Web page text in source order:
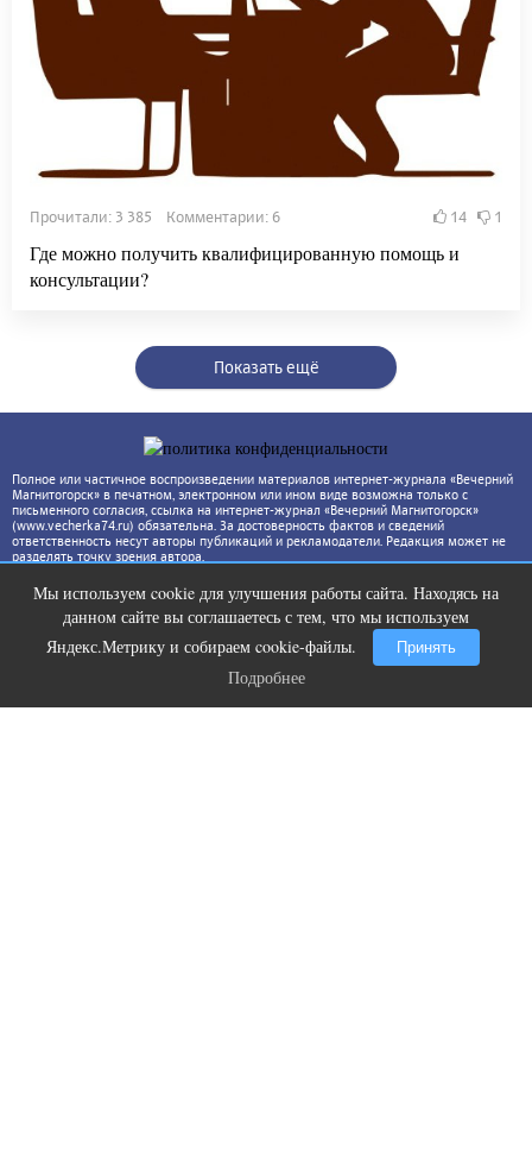
Прочитали: 3 385 Комментарии: 6 14 1
Где можно получить квалифицированную помощь и
консультации?
Показать ещё
Полное или частичное воспроизведении материалов интернет-журнала «Вечерний
Магнитогорск» в печатном, электронном или ином виде возможна только с
письменного согласия, ссылка на интернет-журнал «Вечерний Магнитогорск»
(www.vecherka74.ru) обязательна. За достоверность фактов и сведений
ответственность несут авторы публикаций и рекламодатели. Редакция может не
разделять точку зрения автора.
Мы используем cookie для улучшения работы сайта. Находясь на
данном сайте вы соглашаетесь с тем, что мы используем
Яндекс.Метрику и собираем cookie-файлы.
Принять
Подробнее
Скрытая камера на пляже Крыма:
Что люди вытворяют, когда их не
видят...
Подробнее